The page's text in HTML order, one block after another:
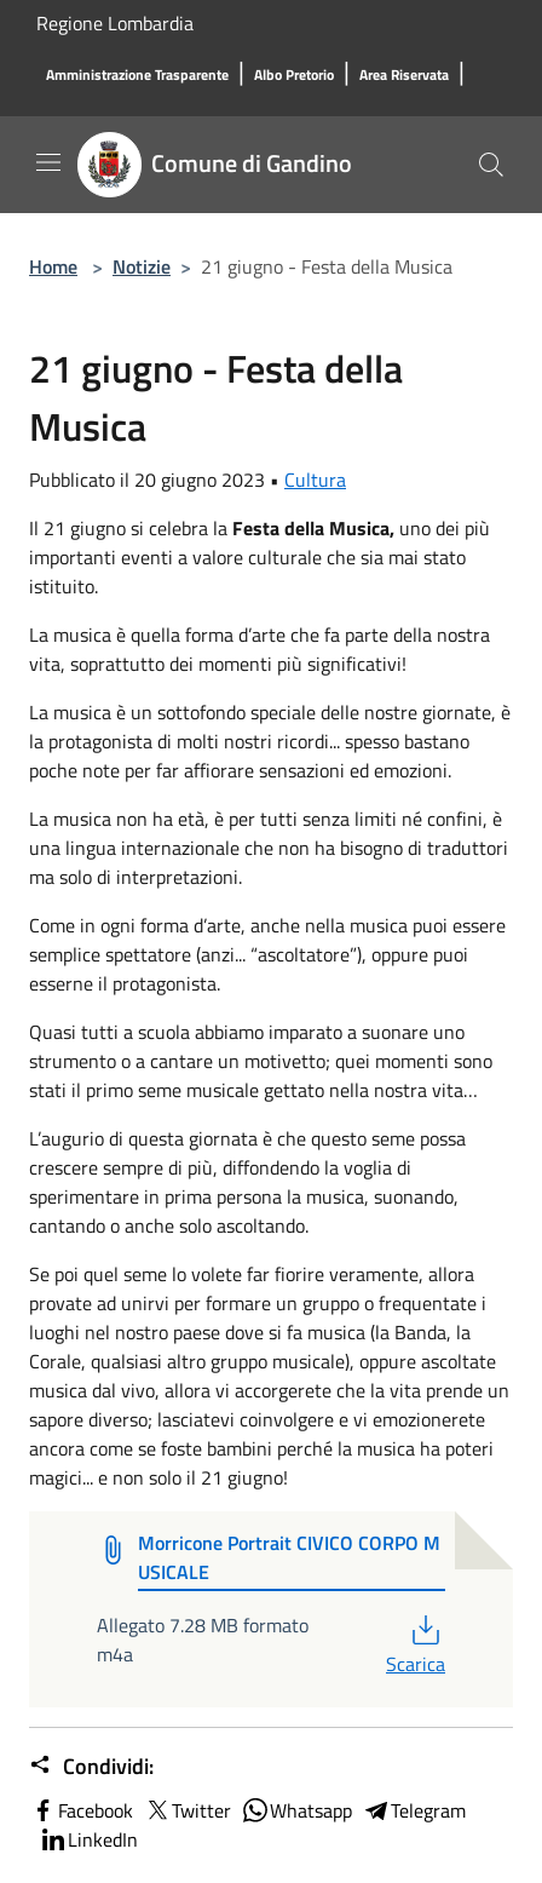
Salta al contenuto principale
Regione Lombardia
Amministrazione Trasparente | Albo Pretorio | Area Riservata |
Comune di Gandino
Home > Notizie > 21 giugno - Festa della Musica
21 giugno - Festa della
Musica
Pubblicato il 20 giugno 2023 • Cultura
Il 21 giugno si celebra la Festa della Musica, uno dei più
importanti eventi a valore culturale che sia mai stato
istituito.
La musica è quella forma d’arte che fa parte della nostra
vita, soprattutto dei momenti più significativi!
La musica è un sottofondo speciale delle nostre giornate, è
la protagonista di molti nostri ricordi... spesso bastano
poche note per far affiorare sensazioni ed emozioni.
La musica non ha età, è per tutti senza limiti né confini, è
una lingua internazionale che non ha bisogno di traduttori
ma solo di interpretazioni.
Come in ogni forma d’arte, anche nella musica puoi essere
semplice spettatore (anzi... “ascoltatore”), oppure puoi
esserne il protagonista.
Quasi tutti a scuola abbiamo imparato a suonare uno
strumento o a cantare un motivetto; quei momenti sono
stati il primo seme musicale gettato nella nostra vita…
L’augurio di questa giornata è che questo seme possa
crescere sempre di più, diffondendo la voglia di
sperimentare in prima persona la musica, suonando,
cantando o anche solo ascoltando.
Se poi quel seme lo volete far fiorire veramente, allora
provate ad unirvi per formare un gruppo o frequentate i
luoghi nel nostro paese dove si fa musica (la Banda, la
Corale, qualsiasi altro gruppo musicale), oppure ascoltate
musica dal vivo, allora vi accorgerete che la vita prende un
sapore diverso; lasciatevi coinvolgere e vi emozionerete
ancora come se foste bambini perché la musica ha poteri
magici... e non solo il 21 giugno!
Morricone Portrait CIVICO CORPO M
USICALE
Allegato 7.28 MB formato
m4a
Scarica
Condividi:
Facebook Twitter Whatsapp
Telegram
LinkedIn